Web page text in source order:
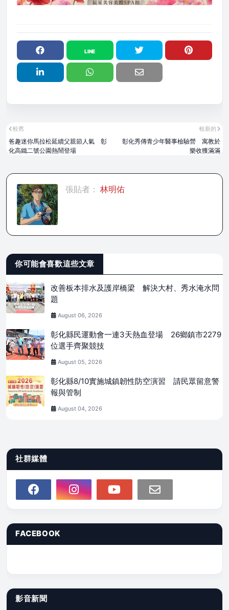
較新的
彰化秀傳青少年醫事檢驗營 寓教於
樂收獲滿滿
較舊
爸趣迷你馬拉松延續父親節人氣 彰
化高鐵二號公園熱鬧登場
張貼者： 林明佑
你可能會喜歡這些文章
改善板本排水及護岸橋梁 解決大村、秀水淹水問
題
August 06, 2026
彰化縣民運動會一連3天熱血登場 26鄉鎮市2279
位選手齊聚競技
August 05, 2026
彰化縣8/10實施城鎮韌性防空演習 請民眾留意警
報與管制
August 04, 2026
社群媒體
FACEBOOK
影音新聞